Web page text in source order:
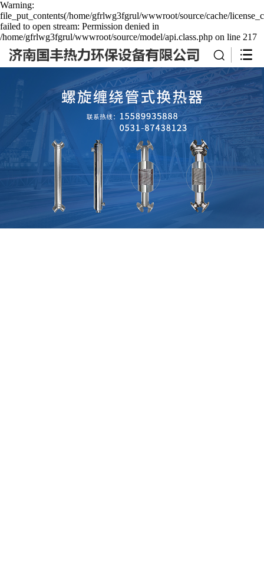
Warning:
file_put_contents(/home/gfrlwg3fgrul/wwwroot/source/cache/
failed to open stream: Permission denied in
/home/gfrlwg3fgrul/wwwroot/source/model/api.class.php on line 217